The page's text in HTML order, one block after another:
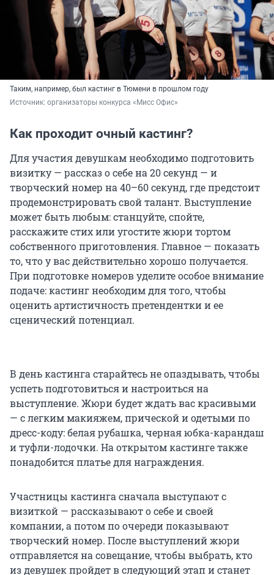
Таким, например, был кастинг в Тюмени в прошлом году
Источник: организаторы конкурса «Мисс Офис»
Как проходит очный кастинг?
Для участия девушкам необходимо подготовить
визитку — рассказ о себе на 20 секунд — и
творческий номер на 40–60 секунд, где предстоит
продемонстрировать свой талант. Выступление
может быть любым: станцуйте, спойте,
расскажите стих или угостите жюри тортом
собственного приготовления. Главное — показать
то, что у вас действительно хорошо получается.
При подготовке номеров уделите особое внимание
подаче: кастинг необходим для того, чтобы
оценить артистичность претендентки и ее
сценический потенциал.
В день кастинга старайтесь не опаздывать, чтобы
успеть подготовиться и настроиться на
выступление. Жюри будет ждать вас красивыми
— с легким макияжем, прической и одетыми по
дресс-коду: белая рубашка, черная юбка-карандаш
и туфли-лодочки. На открытом кастинге также
понадобится платье для награждения.
Участницы кастинга сначала выступают с
визиткой — рассказывают о себе и своей
компании, а потом по очереди показывают
творческий номер. После выступлений жюри
отправляется на совещание, чтобы выбрать, кто
из девушек пройдет в следующий этап и станет